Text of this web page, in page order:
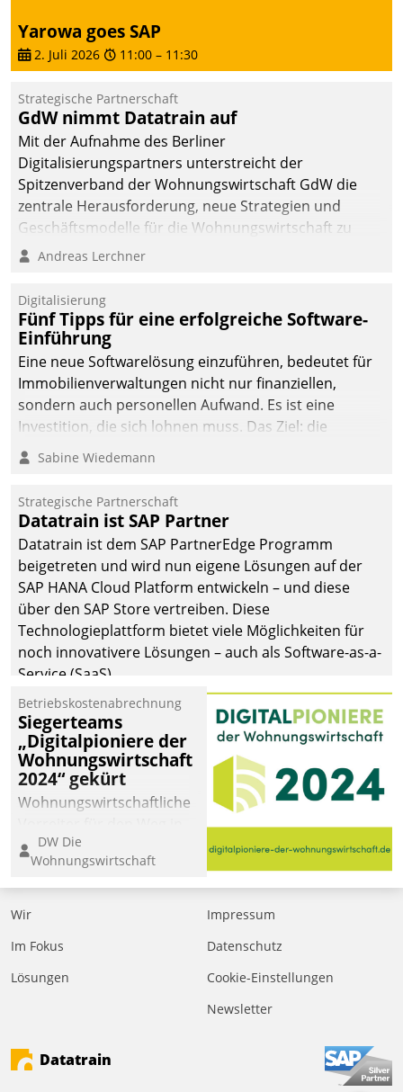
Yarowa goes SAP
2. Juli 2026 11:00 – 11:30
Strategische Partnerschaft
GdW nimmt Datatrain auf
Mit der Aufnahme des Berliner
Digitalisierungspartners unterstreicht der
Spitzenverband der Wohnungswirtschaft GdW die
zentrale Herausforderung, neue Strategien und
Geschäftsmodelle für die Wohnungswirtschaft zu
entwickeln.
Andreas Lerchner
Digitalisierung
Fünf Tipps für eine erfolgreiche Software-
Einführung
Eine neue Softwarelösung einzuführen, bedeutet für
Immobilienverwaltungen nicht nur finanziellen,
sondern auch personellen Aufwand. Es ist eine
Investition, die sich lohnen muss. Das Ziel: die
nachhaltige Optimierung der Geschäftsabläufe. Damit
dieses Ziel erreicht wird, sollten einige Grundregeln
Sabine Wiedemann
Strategische Partnerschaft
Datatrain ist SAP Partner
Datatrain ist dem SAP PartnerEdge Programm
beigetreten und wird nun eigene Lösungen auf der
SAP HANA Cloud Platform entwickeln – und diese
über den SAP Store vertreiben. Diese
Technologieplattform bietet viele Möglichkeiten für
noch innovativere Lösungen – auch als Software-as-a-
Service (SaaS).
Betriebskostenabrechnung
Siegerteams
„Digitalpioniere der
Wohnungswirtschaft
2024“ gekürt
Wohnungswirtschaftliche
eine digitale Zukunft zu
finden, ist das Ziel des
Awards „Digitalpioniere
der
Bewerben können sich
dafür ein Team
DW Die
Wohnungswirtschaft
Wir
Im Fokus
Lösungen
Impressum
Datenschutz
Cookie-Einstellungen
Newsletter
Datatrain